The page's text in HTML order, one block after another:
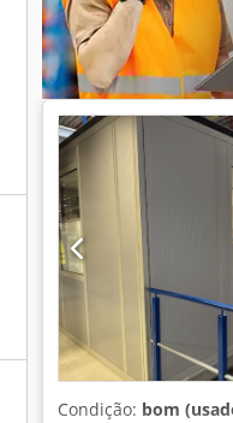
Condição: bom